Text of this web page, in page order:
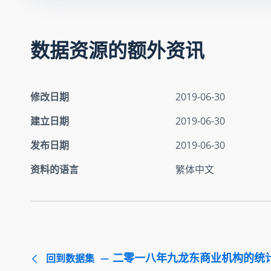
数据资源的额外资讯
修改日期
2019-06-30
建立日期
2019-06-30
发布日期
2019-06-30
资料的语言
繁体中文
回到数据集 二零一八年九龙东商业机构的统